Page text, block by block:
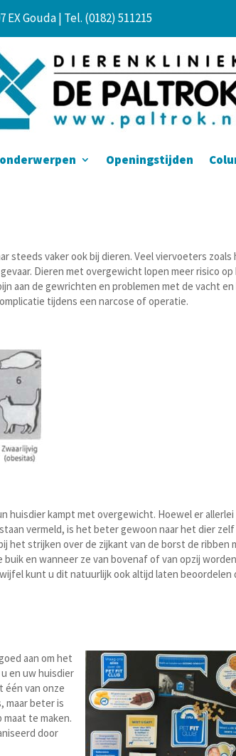
EX Gouda | Tel. (0182) 511215
Openingstijden
steeds vaker ook bij dieren. Veel viervoeters zoals
Dieren met overgewicht lopen meer risico
aan de gewrichten en problemen met de vacht en
tijdens een narcose of operatie.
huisdier kampt met overgewicht. Hoewel er
vermeld, is het beter gewoon naar het dier
het strijken over de zijkant van de borst de ribben
en wanneer ze van bovenaf of van opzij
kunt u dit natuurlijk ook altijd laten beoordelen
aan om het
en uw huisdier
één van onze
maar beter is
te maken.
door